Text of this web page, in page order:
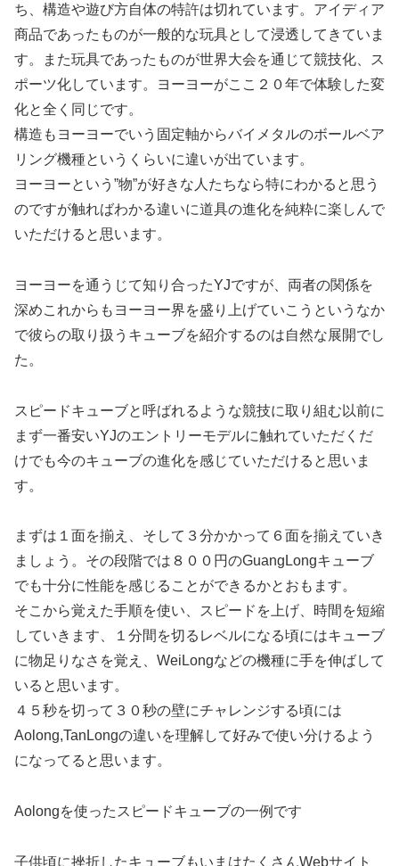
ち、構造や遊び方自体の特許は切れています。アイディア
商品であったものが一般的な玩具として浸透してきていま
す。また玩具であったものが世界大会を通じて競技化、ス
ポーツ化しています。ヨーヨーがここ２０年で体験した変
化と全く同じです。
構造もヨーヨーでいう固定軸からバイメタルのボールベア
リング機種というくらいに違いが出ています。
ヨーヨーという”物”が好きな人たちなら特にわかると思う
のですが触ればわかる違いに道具の進化を純粋に楽しんで
いただけると思います。
ヨーヨーを通うじて知り合ったYJですが、両者の関係を
深めこれからもヨーヨー界を盛り上げていこうというなか
で彼らの取り扱うキューブを紹介するのは自然な展開でし
た。
スピードキューブと呼ばれるような競技に取り組む以前に
まず一番安いYJのエントリーモデルに触れていただくだ
けでも今のキューブの進化を感じていただけると思いま
す。
まずは１面を揃え、そして３分かかって６面を揃えていき
ましょう。その段階では８００円のGuangLongキューブ
でも十分に性能を感じることができるかとおもます。
そこから覚えた手順を使い、スピードを上げ、時間を短縮
していきます、１分間を切るレベルになる頃にはキューブ
に物足りなさを覚え、WeiLongなどの機種に手を伸ばして
いると思います。
４５秒を切って３０秒の壁にチャレンジする頃には
Aolong,TanLongの違いを理解して好みで使い分けるよう
になってると思います。
Aolongを使ったスピードキューブの一例です
子供頃に挫折したキューブもいまはたくさんWebサイト